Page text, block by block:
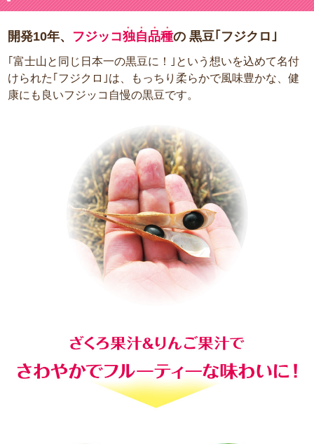
開発10年、 フジッコ独自品種
●●●●
の 黒豆｢フジクロ｣
｢富士山と同じ日本一の黒豆に！｣という想いを込めて名付
けられた｢フジクロ｣は、もっちり柔らかで風味豊かな、健
康にも良いフジッコ自慢の黒豆です。